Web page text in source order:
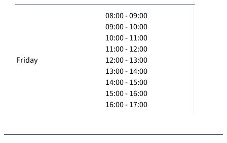
Friday
08:00 - 09:00
09:00 - 10:00
10:00 - 11:00
11:00 - 12:00
12:00 - 13:00
13:00 - 14:00
14:00 - 15:00
15:00 - 16:00
16:00 - 17:00